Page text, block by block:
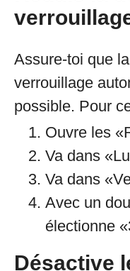
Assure-toi que
verrouillage
possible. Pour
Ouvre les
Va dans
Va dans
Avec un
électionne
Désactive